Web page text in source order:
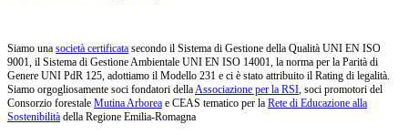
Siamo una società certificata secondo il Sistema di Gestione della Qualità UNI EN ISO
9001, il Sistema di Gestione Ambientale UNI EN ISO 14001, la norma per la Parità di
Genere UNI PdR 125, adottiamo il Modello 231 e ci è stato attribuito il Rating di legalità.
Siamo orgogliosamente soci fondatori della Associazione per la RSI , soci promotori del
Consorzio forestale Mutina Arborea e CEAS tematico per la Rete di Educazione alla
Sostenibilità della Regione Emilia-Romagna